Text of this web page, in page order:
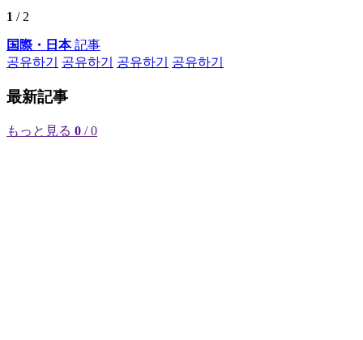
1 / 2
国際・日本記事
공유하기
공유하기 공유하기 공유하기
最新記事
もっと見る 0 / 0